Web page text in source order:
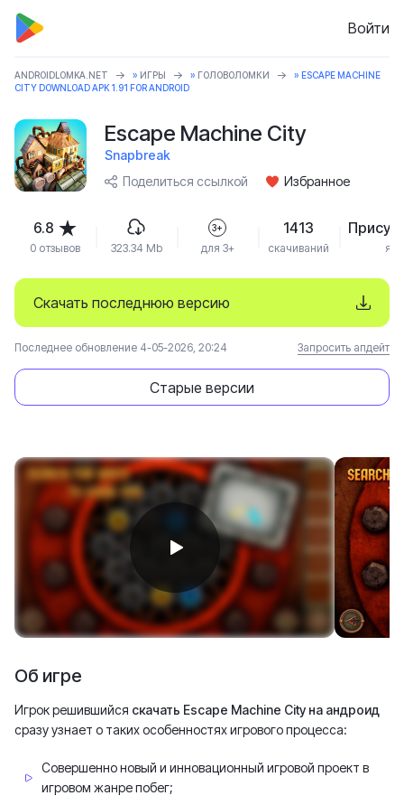
Войти
ANDROIDLOMKA.NET » ИГРЫ » ГОЛОВОЛОМКИ
» ESCAPE MACHINE
CITY DOWNLOAD APK 1.91 FOR ANDROID
Escape Machine City
Snapbreak
Поделиться ссылкой
Избранное
Скачать последнюю версию
Старые версии
Последнее обновление 4-05-2026, 20:24 Запросить апдейт
6.8
0 отзывов 323.34 Mb
3+
для 3+
1413
скачиваний
Об игре
Игрок решившийся скачать Escape Machine City на андроид
сразу узнает о таких особенностях игрового процесса:
Совершенно новый и инновационный игровой проект в
игровом жанре побег;